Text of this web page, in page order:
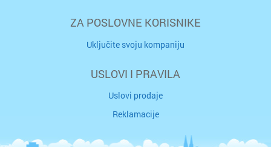
ZA POSLOVNE KORISNIKE
Uključite svoju kompaniju
USLOVI I PRAVILA
Uslovi prodaje
Reklamacije